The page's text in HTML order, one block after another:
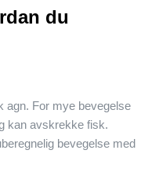
du
agn. For mye bevegelse
kan avskrekke fisk.
bevegelse med